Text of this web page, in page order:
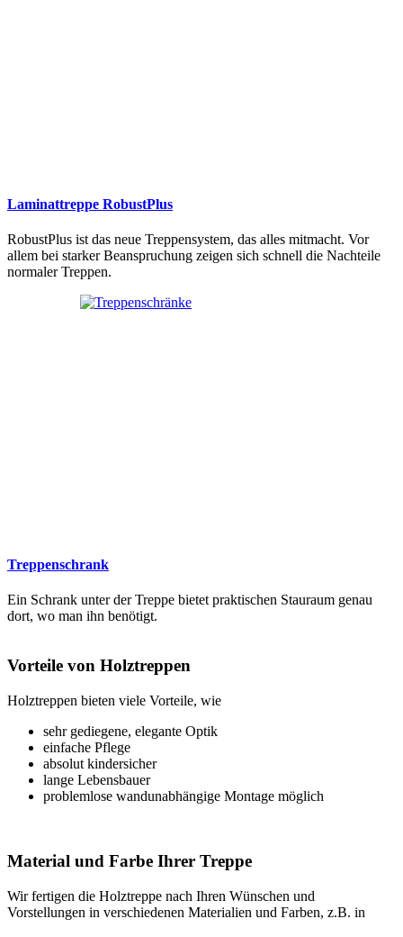
Laminattreppe RobustPlus
RobustPlus ist das neue Treppensystem, das alles mitmacht. Vor
allem bei starker Beanspruchung zeigen sich schnell die Nachteile
normaler Treppen.
Treppenschrank
Ein Schrank unter der Treppe bietet praktischen Stauraum genau
dort, wo man ihn benötigt.
Vorteile von Holztreppen
Holztreppen bieten viele Vorteile, wie
sehr gediegene, elegante Optik
einfache Pflege
absolut kindersicher
lange Lebensbauer
problemlose wandunabhängige Montage möglich
Material und Farbe Ihrer Treppe
Wir fertigen die Holztreppe nach Ihren Wünschen und
Vorstellungen in verschiedenen Materialien und Farben, z.B. in